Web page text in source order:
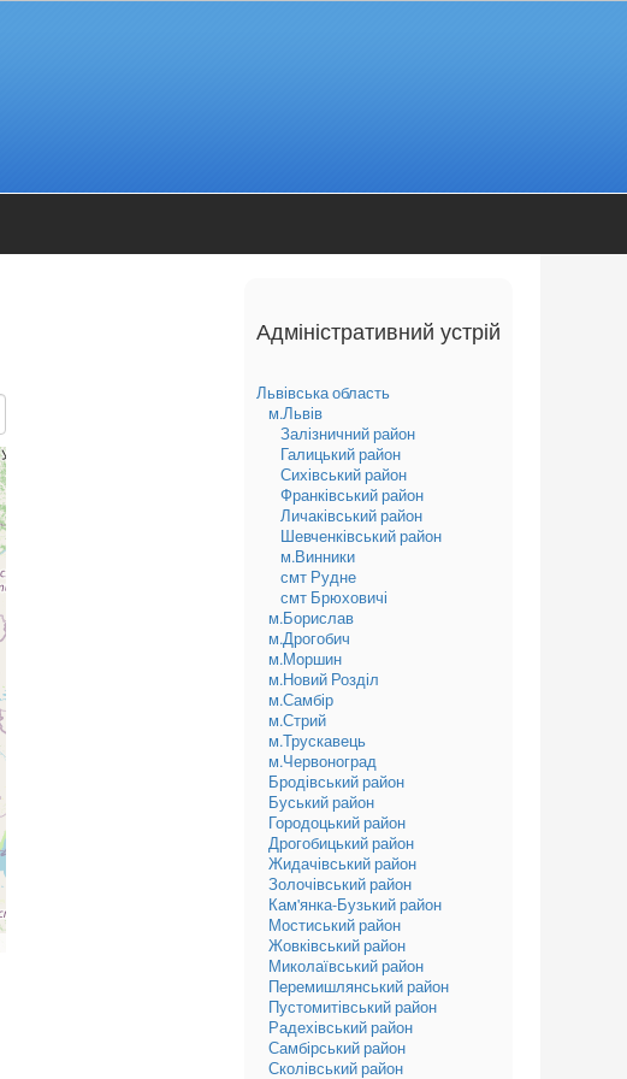
Адміністративний устрій
Львівська область
м.Львів
Залізничний район
Галицький район
Сихівський район
Франківський район
Личаківський район
Шевченківський район
м.Винники
смт Рудне
смт Брюховичі
м.Борислав
м.Дрогобич
м.Моршин
м.Новий Розділ
м.Самбір
м.Стрий
м.Трускавець
м.Червоноград
Бродівський район
Буський район
Городоцький район
Дрогобицький район
Жидачівський район
Золочівський район
Кам'янка-Бузький район
Мостиський район
Жовківський район
Миколаївський район
Перемишлянський район
Пустомитівський район
Радехівський район
Самбірський район
Сколівський район